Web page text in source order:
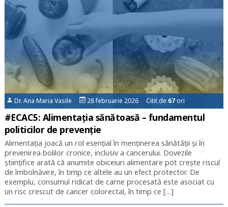
Dr. Ana Maria Vasile 28 februarie 2026 Citit de 67ori
#ECAC5: Alimentația sănătoasă – fundamentul
politicilor de prevenție
Alimentația joacă un rol esențial în menținerea sănătății și în
prevenirea bolilor cronice, inclusiv a cancerului. Dovezile
științifice arată că anumite obiceiuri alimentare pot crește riscul
de îmbolnăvire, în timp ce altele au un efect protector. De
exemplu, consumul ridicat de carne procesată este asociat cu
un risc crescut de cancer colorectal, în timp ce […]